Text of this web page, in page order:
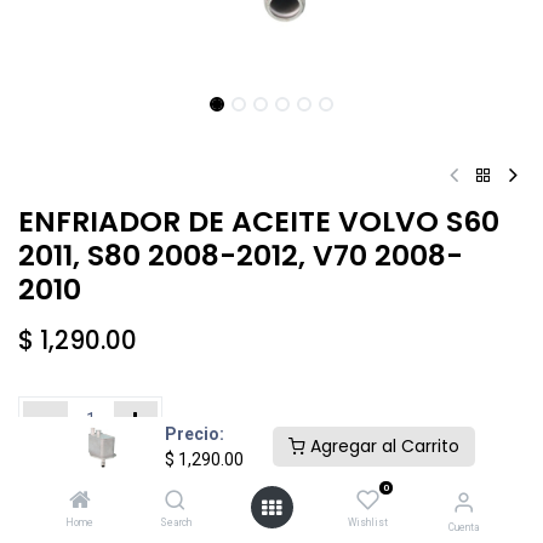
Precio:
$ 1,290.00
Agregar al Carrito
Home Search
0
Wishlist Cuenta
ENFRIADOR DE ACEITE VOLVO S60
2011, S80 2008-2012, V70 2008-
2010
$ 1,290.00
Comprar ahora
Agregar a la lista de deseos